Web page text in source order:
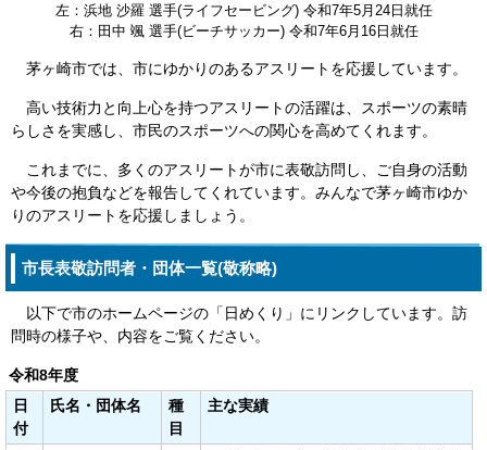
左：浜地 沙羅 選手(ライフセービング) 令和7年5月24日就任
右：田中 颯 選手(ビーチサッカー) 令和7年6月16日就任
茅ヶ崎市では、市にゆかりのあるアスリートを応援しています。
高い技術力と向上心を持つアスリートの活躍は、スポーツの素晴
らしさを実感し、市民のスポーツへの関心を高めてくれます。
これまでに、多くのアスリートが市に表敬訪問し、ご自身の活動
や今後の抱負などを報告してくれています。みんなで茅ヶ崎市ゆか
りのアスリートを応援しましょう。
市長表敬訪問者・団体一覧(敬称略)
以下で市のホームページの「日めくり」にリンクしています。訪
問時の様子や、内容をご覧ください。
令和8年度
日
付
氏名・団体名
種
目
主な実績